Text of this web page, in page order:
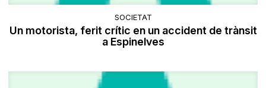
SOCIETAT
Un motorista, ferit crític en un accident de trànsit
a Espinelves